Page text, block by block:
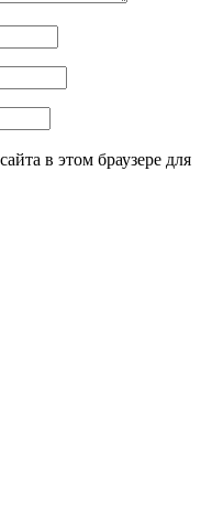
в этом браузере для